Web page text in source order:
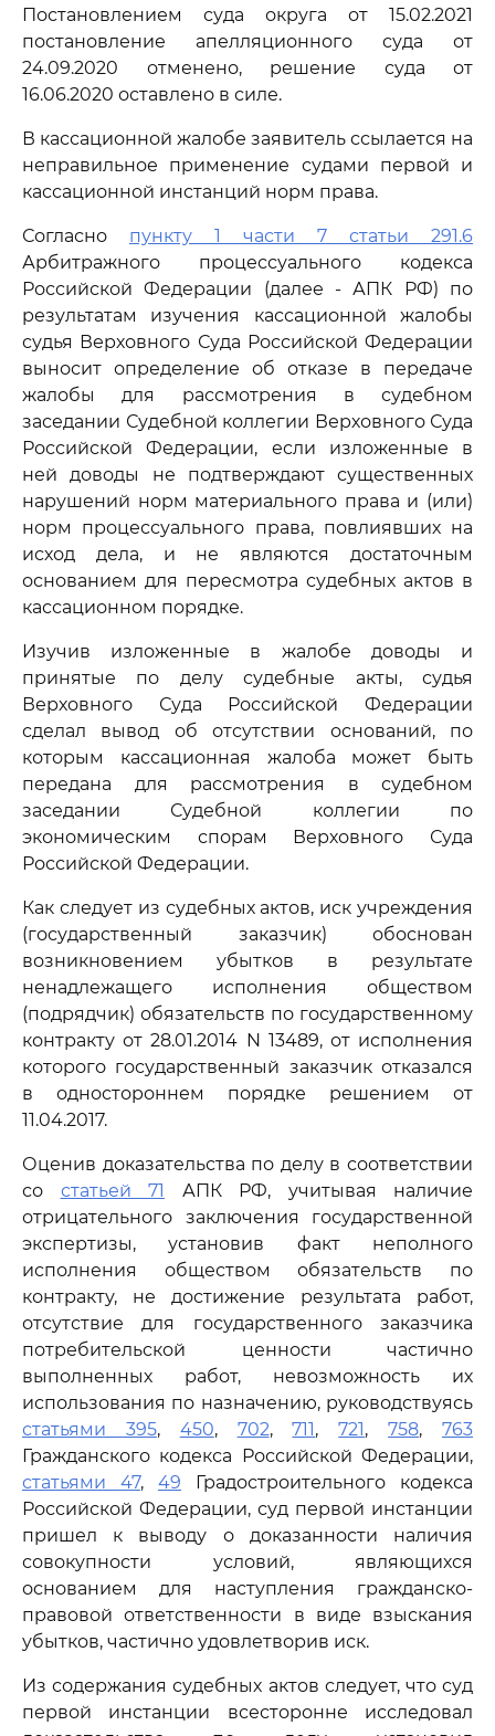
Постановлением суда округа от 15.02.2021
постановление апелляционного суда от
24.09.2020 отменено, решение суда от
16.06.2020 оставлено в силе.
В кассационной жалобе заявитель ссылается на
неправильное применение судами первой и
кассационной инстанций норм права.
Согласно пункту 1 части 7 статьи 291.6
Арбитражного процессуального кодекса
Российской Федерации (далее - АПК РФ) по
результатам изучения кассационной жалобы
судья Верховного Суда Российской Федерации
выносит определение об отказе в передаче
жалобы для рассмотрения в судебном
заседании Судебной коллегии Верховного Суда
Российской Федерации, если изложенные в
ней доводы не подтверждают существенных
нарушений норм материального права и (или)
норм процессуального права, повлиявших на
исход дела, и не являются достаточным
основанием для пересмотра судебных актов в
кассационном порядке.
Изучив изложенные в жалобе доводы и
принятые по делу судебные акты, судья
Верховного Суда Российской Федерации
сделал вывод об отсутствии оснований, по
которым кассационная жалоба может быть
передана для рассмотрения в судебном
заседании Судебной коллегии по
экономическим спорам Верховного Суда
Российской Федерации.
Как следует из судебных актов, иск учреждения
(государственный заказчик) обоснован
возникновением убытков в результате
ненадлежащего исполнения обществом
(подрядчик) обязательств по государственному
контракту от 28.01.2014 N 13489, от исполнения
которого государственный заказчик отказался
в одностороннем порядке решением от
11.04.2017.
Оценив доказательства по делу в соответствии
со статьей 71
АПК РФ, учитывая наличие
отрицательного заключения государственной
экспертизы, установив факт неполного
исполнения обществом обязательств по
контракту, не достижение результата работ,
отсутствие для государственного заказчика
потребительской ценности частично
выполненных работ, невозможность их
использования по назначению, руководствуясь
статьями 395, 450, 702,711,721,758,763
Гражданского кодекса Российской Федерации,
статьями 47, 49 Градостроительного кодекса
Российской Федерации, суд первой инстанции
пришел к выводу о доказанности наличия
совокупности условий, являющихся
основанием для наступления гражданско-
правовой ответственности в виде взыскания
убытков, частично удовлетворив иск.
Из содержания судебных актов следует, что суд
первой инстанции всесторонне исследовал